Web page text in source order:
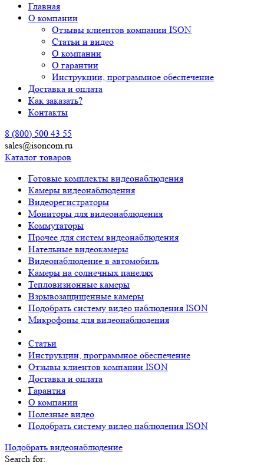
Главная
О компании
Отзывы клиентов компании ISON
Статьи и видео
О компании
О гарантии
Инструкции, программное обеспечение
Доставка и оплата
Как заказать?
Контакты
8 (800) 500 43 55
sales@isoncom.ru
Каталог товаров
Готовые комплекты видеонаблюдения
Камеры видеонаблюдения
Видеорегистраторы
Мониторы для видеонаблюдения
Коммутаторы
Прочее для систем видеонаблюдения
Нательные видеокамеры
Видеонаблюдение в автомобиль
Камеры на солнечных панелях
Тепловизионные камеры
Взрывозащищенные камеры
Подобрать систему видео наблюдения ISON
Микрофоны для видеонаблюдения
Статьи
Инструкции, программное обеспечение
Отзывы клиентов компании ISON
Доставка и оплата
Гарантия
О компании
Полезные видео
Подобрать систему видео наблюдения ISON
Подобрать видеонаблюдениe
Search for: